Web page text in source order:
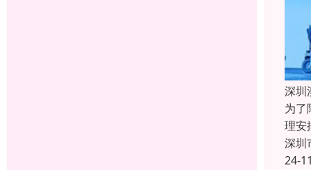
深圳
为了
理安
深圳
24-